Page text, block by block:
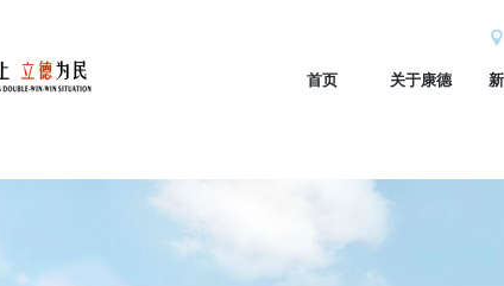
首页 关于康德